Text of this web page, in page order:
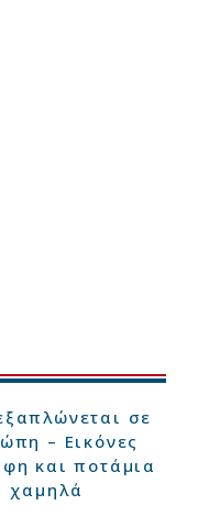
σε
– Εικόνες
και ποτάμια
χαμηλά